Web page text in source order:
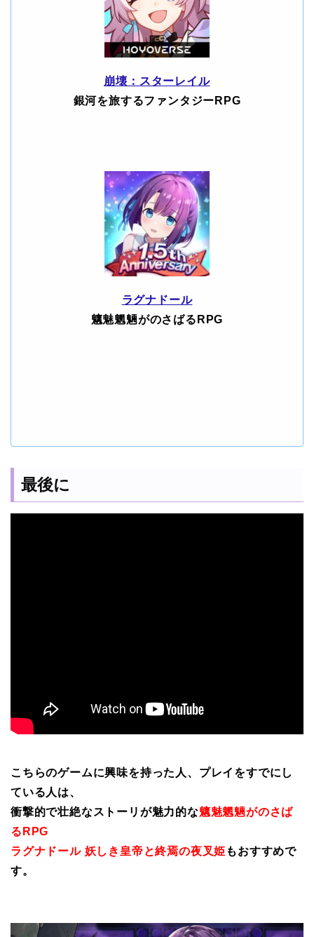
崩壊：スターレイル
銀河を旅するファンタジーRPG
ラグナドール
魑魅魍魎がのさばるRPG
最後に
こちらのゲームに興味を持った人、プレイをすでにし
ている人は、
衝撃的で壮絶なストーリが魅力的な魑魅魍魎がのさば
るRPG
ラグナドール 妖しき皇帝と終焉の夜叉姫 もおすすめで
す。